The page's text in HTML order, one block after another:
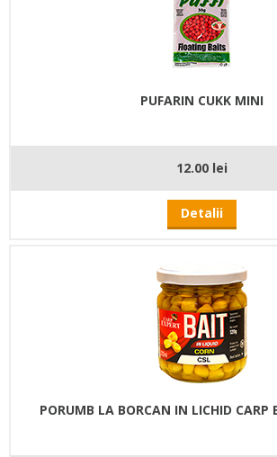
PUFARIN CUKK MINI
12.00 lei
Detalii
PORUMB LA BORCAN IN LICHID CARP